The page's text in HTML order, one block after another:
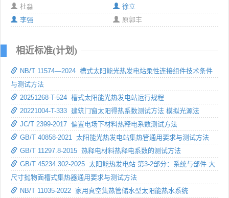
杜淼
徐立
李强
原郭丰
相近标准(计划)
NB/T 11574—2024 槽式太阳能光热发电站柔性连接组件技术条件
与测试方法
20251268-T-524 槽式太阳能光热发电站运行规程
20221004-T-333 建筑门窗太阳得热系数测试方法 模拟光源法
JC/T 2399-2017 偏置电场下材料热释电系数测试方法
GB/T 40858-2021 太阳能光热发电站集热管通用要求与测试方法
GB/T 11297.8-2015 热释电材料热释电系数的测试方法
GB/T 45234.302-2025 太阳能热发电站 第3-2部分：系统与部件 大
尺寸抛物面槽式集热器通用要求与测试方法
NB/T 11035-2022 家用真空集热管储水型太阳能热水系统